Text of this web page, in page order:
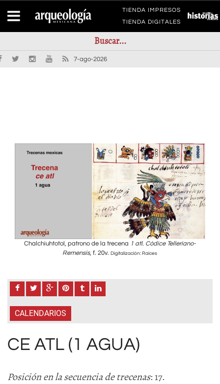
TIENDA IMPRESOS
TIENDA DIGITALES
7-ago-2026
Chalchiuhtotol, patrono de la trecena 1 atl. Códice Telleriano-
Remensis, f. 20v. Digitalización: Raíces
CALENDARIOS
CE ATL (1 AGUA)
Posición en la secuencia de trecenas: 17.